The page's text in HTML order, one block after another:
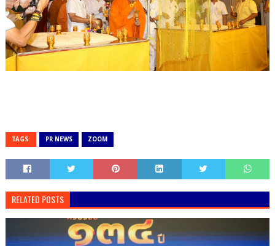
TAGS: PR NEWS ZOOM
RELATED POSTS